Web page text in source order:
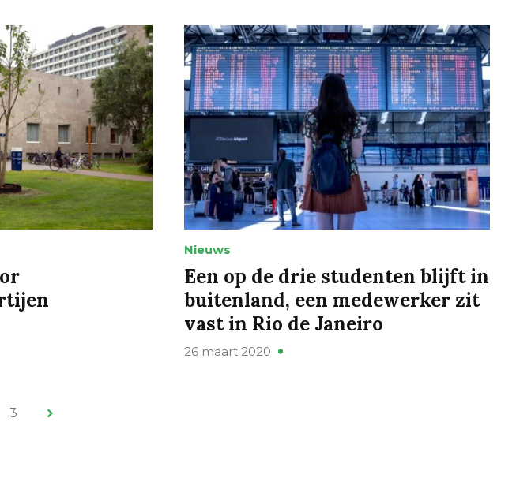
Nieuws
Een op de drie studenten blijft in
buitenland, een medewerker zit
vast in Rio de Janeiro
26 maart 2020
3